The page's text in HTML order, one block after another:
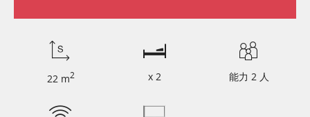
22 m2 x 2 能力 2 人